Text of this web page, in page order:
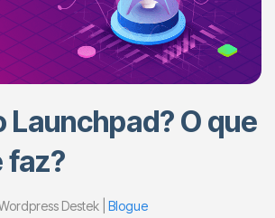
Futurosx50
Language Português
Tema
Launchpad? O que
faz?
Destek | Blogue